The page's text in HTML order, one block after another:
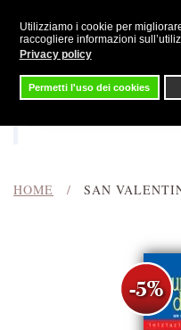
Utilizziamo i cookie per
raccogliere informazioni
Privacy policy
Permetti l'uso dei cookies
Skip to main content
HOME SAN